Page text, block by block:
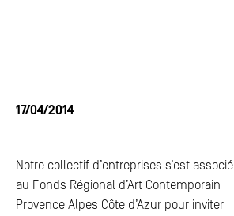
17/04/2014
Notre collectif d’entreprises s’est associé
au Fonds Régional d’Art Contemporain
Provence Alpes Côte d’Azur pour inviter